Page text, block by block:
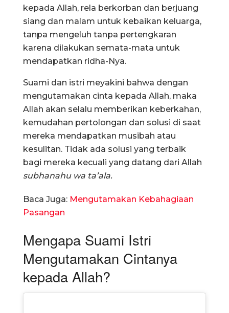
kepada Allah, rela berkorban dan berjuang
siang dan malam untuk kebaikan keluarga,
tanpa mengeluh tanpa pertengkaran
karena dilakukan semata-mata untuk
mendapatkan ridha-Nya.
Suami dan istri meyakini bahwa dengan
mengutamakan cinta kepada Allah, maka
Allah akan selalu memberikan keberkahan,
kemudahan pertolongan dan solusi di saat
mereka mendapatkan musibah atau
kesulitan. Tidak ada solusi yang terbaik
bagi mereka kecuali yang datang dari Allah
subhanahu wa ta’ala.
Baca Juga: Mengutamakan Kebahagiaan
Pasangan
Mengapa Suami Istri
Mengutamakan Cintanya
kepada Allah?